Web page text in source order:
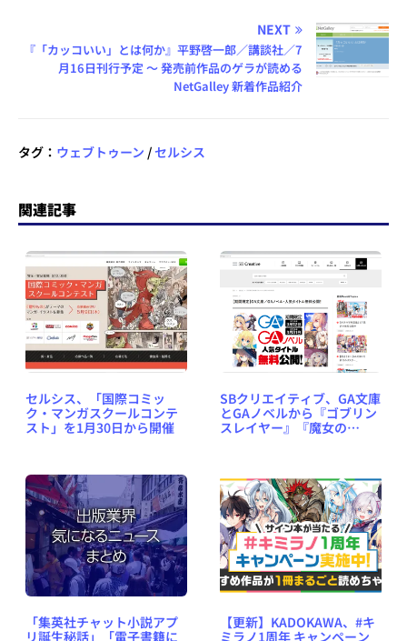
NEXT
『「カッコいい」とは何か』平野啓一郎／講談社／7
月16日刊行予定 ～ 発売前作品のゲラが読める
NetGalley 新着作品紹介
タグ： ウェブトゥーン /セルシス
関連記事
セルシス、「国際コミッ
ク・マンガスクールコンテ
スト」を1月30日から開催
SBクリエイティブ、GA文庫
とGAノベルから『ゴブリン
スレイヤー』『魔女の
け
「集英社チャット小説アプ
リ誕生秘話」「電子書籍に
【更新】KADOKAWA、#キ
ミラノ1周年 キャンペーン